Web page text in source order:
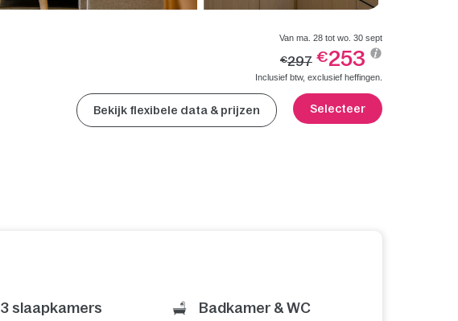
Van ma. 28 tot wo. 30 sept
€297 €253
Inclusief btw, exclusief heffingen.
Bekijk flexibele data & prijzen Selecteer
3 slaapkamers Badkamer & WC